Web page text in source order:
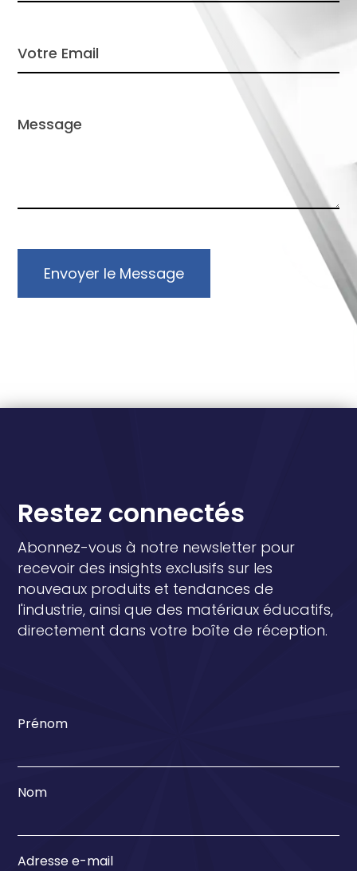
Envoyer le Message
Restez connectés
Abonnez-vous à notre newsletter pour
recevoir des insights exclusifs sur les
nouveaux produits et tendances de
l'industrie, ainsi que des matériaux éducatifs,
directement dans votre boîte de réception.
Prénom
Nom
Adresse e-mail